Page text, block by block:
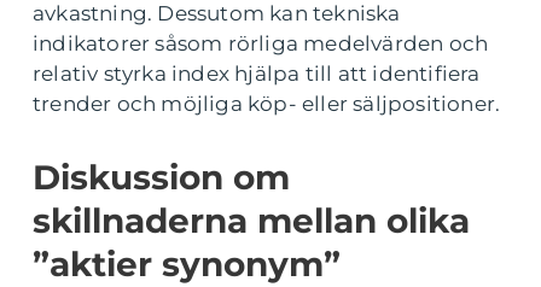
avkastning. Dessutom kan tekniska
indikatorer såsom rörliga medelvärden och
relativ styrka index hjälpa till att identifiera
trender och möjliga köp- eller säljpositioner.
Diskussion om
skillnaderna mellan olika
”aktier synonym”